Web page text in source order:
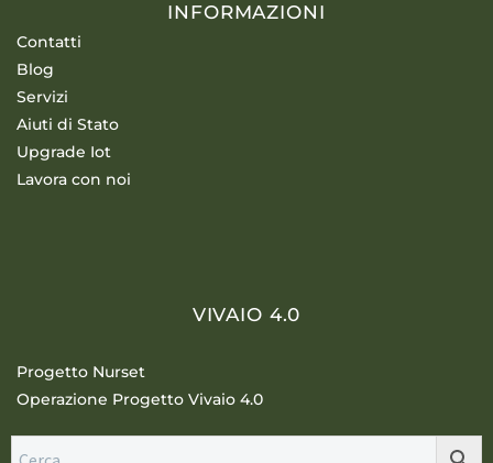
INFORMAZIONI
Contatti
Blog
Servizi
Aiuti di Stato
Upgrade Iot
Lavora con noi
VIVAIO 4.0
Progetto Nurset
Operazione Progetto Vivaio 4.0